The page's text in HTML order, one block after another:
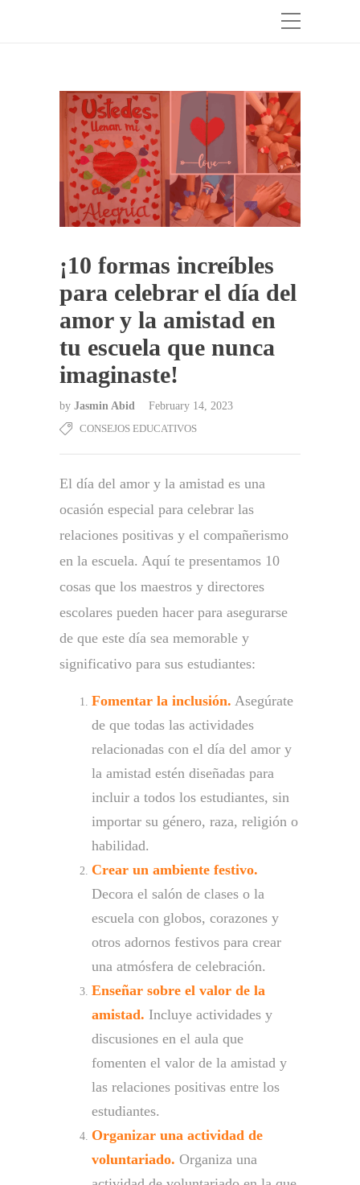
¡10 formas increíbles
para celebrar el día del
amor y la amistad en
tu escuela que nunca
imaginaste!
by Jasmin Abid
February 14, 2023
CONSEJOS EDUCATIVOS
El día del amor y la amistad es una
ocasión especial para celebrar las
relaciones positivas y el compañerismo
en la escuela. Aquí te presentamos 10
cosas que los maestros y directores
escolares pueden hacer para asegurarse
de que este día sea memorable y
significativo para sus estudiantes:
Fomentar la inclusión. Asegúrate
de que todas las actividades
relacionadas con el día del amor y
la amistad estén diseñadas para
incluir a todos los estudiantes, sin
importar su género, raza, religión o
habilidad.
Crear un ambiente festivo.
Decora el salón de clases o la
escuela con globos, corazones y
otros adornos festivos para crear
una atmósfera de celebración.
Enseñar sobre el valor de la
amistad. Incluye actividades y
discusiones en el aula que
fomenten el valor de la amistad y
las relaciones positivas entre los
estudiantes.
Organizar una actividad de
voluntariado. Organiza una